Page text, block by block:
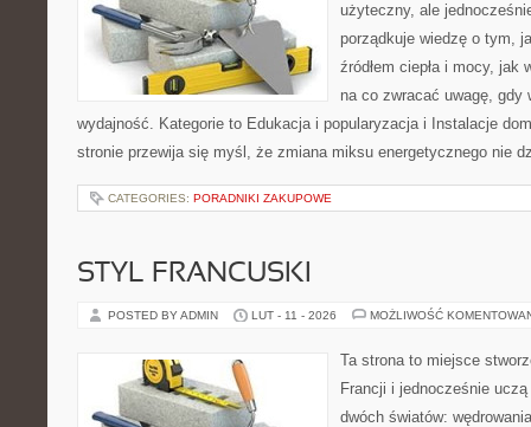
użyteczny, ale
porządkuje wiedzę o tym,
źródłem ciepła i mocy, jak
na co zwracać uwagę, gdy
wydajność. Kategorie to Edukacja i popularyzacja i Instalacje
stronie przewija się myśl, że zmiana miksu energetycznego nie
CATEGORIES: PORADNIKI ZAKUPOWE
STYL FRANCUSKI
POSTED BY ADMIN LUT - 11 - 2026 MOŻLIWOŚĆ
Ta strona to miejsce
Francji i jednocześnie
dwóch światów: